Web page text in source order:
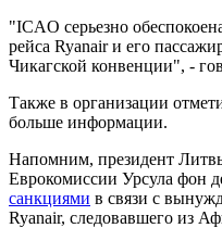
"ICAO серьезно
рейса Ryanair и его
Чикагской конвенции", -
Также в организации
больше информации.
Напомним, президент
Еврокомиссии Урсула фон
санкциями в связи с
Ryanair, следовавшего из